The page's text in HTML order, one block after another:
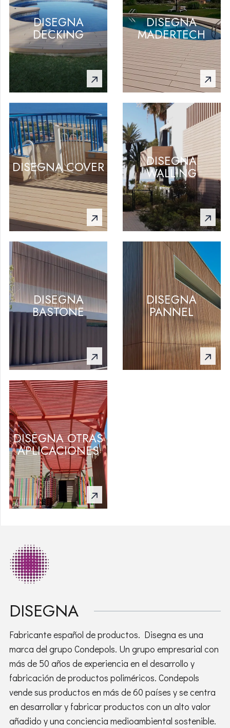
DISEGNA
DECKING
DISEGNA
MADERTECH
DISEGNA COVER DISEGNA
WALLING
DISEGNA
BASTONE
DISEGNA
PANNEL
DISEGNA OTRAS
APLICACIONES
DISEGNA
Fabricante español de productos. Disegna es una
marca del grupo Condepols. Un grupo empresarial con
más de 50 años de experiencia en el desarrollo y
fabricación de productos poliméricos. Condepols
vende sus productos en más de 60 países y se centra
en desarrollar y fabricar productos con un alto valor
añadido y una conciencia medioambiental sostenible.